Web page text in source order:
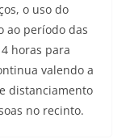
o uso do
ao período das
horas para
valendo a
distanciamento
no recinto.